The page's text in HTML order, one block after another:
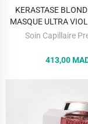
KERASTASE
MASQUE ULTRA
Soin Capillaire
413,00